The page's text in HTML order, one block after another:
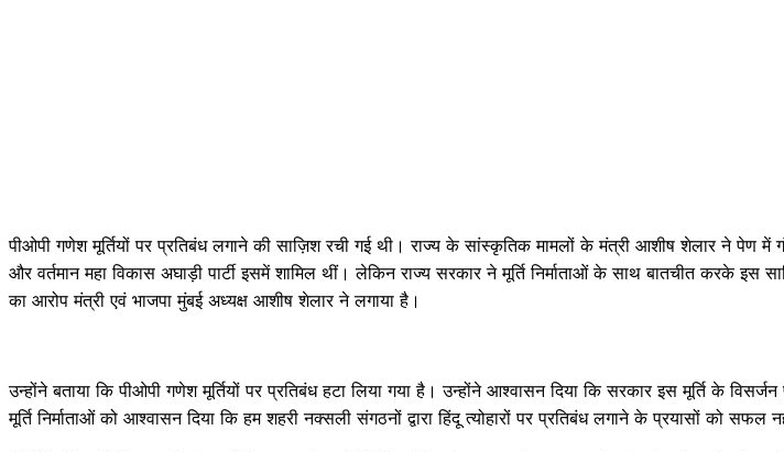
पीओपी गणेश मूर्तियों पर प्रतिबंध लगाने की साज़िश रची गई थी। राज्य के सांस्कृतिक मामलों के मंत्री आशीष शेलार ने पेण में
और वर्तमान महा विकास अघाड़ी पार्टी इसमें शामिल थीं। लेकिन राज्य सरकार ने मूर्ति निर्माताओं के साथ बातचीत करके इस
का आरोप मंत्री एवं भाजपा मुंबई अध्यक्ष आशीष शेलार ने लगाया है।
उन्होंने बताया कि पीओपी गणेश मूर्तियों पर प्रतिबंध हटा लिया गया है। उन्होंने आश्वासन दिया कि सरकार इस मूर्ति के
मूर्ति निर्माताओं को आश्वासन दिया कि हम शहरी नक्सली संगठनों द्वारा हिंदू त्योहारों पर प्रतिबंध लगाने के प्रयासों को सफल